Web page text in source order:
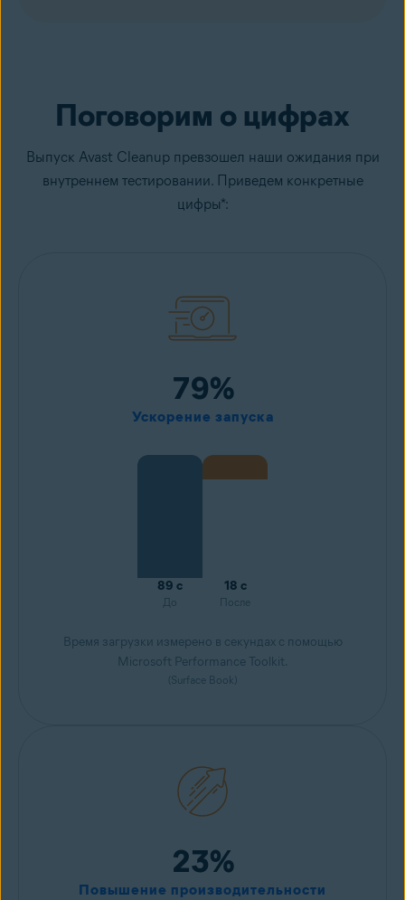
Поговорим о цифрах
Выпуск Avast Cleanup превзошел наши ожидания при
внутреннем тестировании. Приведем конкретные
цифры*:
79%
Ускорение запуска
89 с
До
18 с
После
Время загрузки измерено в секундах с помощью
Microsoft Performance Toolkit.
(Surface Book)
23%
Повышение производительности